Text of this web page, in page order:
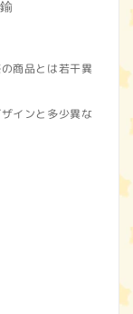
商品とは若干異
インと多少異な